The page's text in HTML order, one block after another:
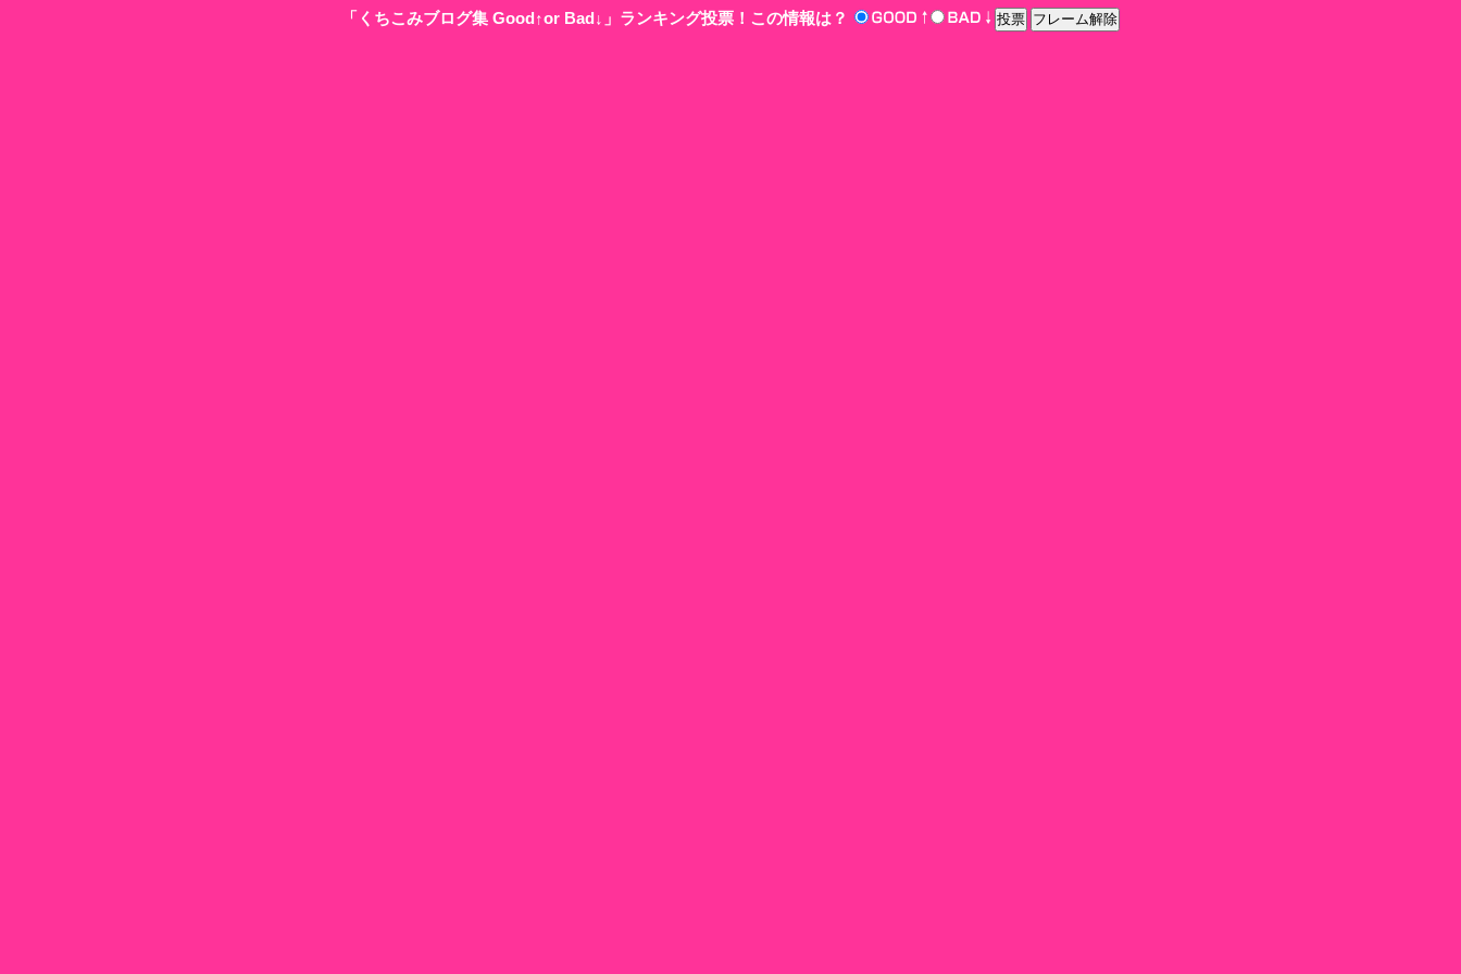
「くちこみブログ集 Good↑or Bad↓」ランキング投票！この情報は？